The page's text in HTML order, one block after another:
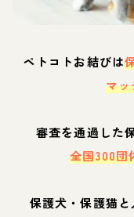
ペトコトお結びは
マ
審査を通過した
全国300団
保護犬・保護猫